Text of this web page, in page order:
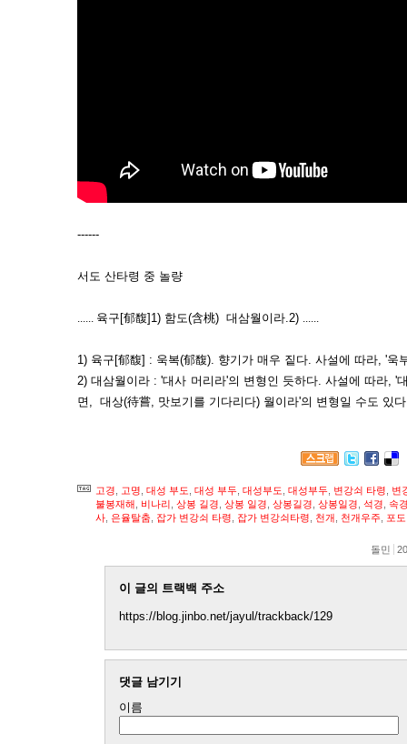
------
서도 산타령 중 놀량
...... 육구[郁馥]1) 함도(含桃) 대삼월이라.2) ......
1) 육구[郁馥] : 욱복(郁馥). 향기가 매우 짙다. 사설에 따라, '욱
2) 대삼월이라 : '대사 머리라'의 변형인 듯하다. 사설에 따라, '
면, 대상(待嘗, 맛보기를 기다리다) 월이라'의 변형일 수도 있
고경 고명 대성 부도 대성 부두 대성부도 대성부두 변강쇠 타령
변
불봉재해
비나리 상봉 길경 상봉 일경 상봉길경 상봉일경 석경 속
사 은율탈춤 잡가 변강쇠 타령 잡가 변강쇠타령 천개 천개우주 포도
돌민
이 글의 트랙백 주소
https://blog.jinbo.net/jayul/trackback/129
댓글 남기기
이름